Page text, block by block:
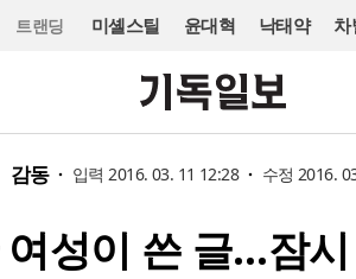
트랜딩 미셸스틸 윤대혁 낙태약 차
감동 입력 2016. 03. 11 12:28 수정 2016.
성이 쓴 글…잠